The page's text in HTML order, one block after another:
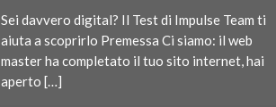
Sei davvero digital? Il Test di Impulse Team ti
aiuta a scoprirlo Premessa Ci siamo: il web
master ha completato il tuo sito internet, hai
aperto […]